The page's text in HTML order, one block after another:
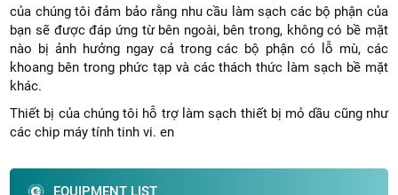
HCM City,
Vietnam
của chúng tôi đảm bảo rằng nhu cầu làm sạch các bộ phận của
bạn sẽ được đáp ứng từ bên ngoài, bên trong, không có bề mặt
nào bị ảnh hưởng ngay cả trong các bộ phận có lỗ mù, các
khoang bên trong phức tạp và các thách thức làm sạch bề mặt
khác.
Thiết bị của chúng tôi hỗ trợ làm sạch thiết bị mỏ dầu cũng như
các chip máy tính tinh vi. en
EQUIPMENT LIST